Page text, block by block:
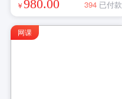
￥ 980.00 394 已付款
网课